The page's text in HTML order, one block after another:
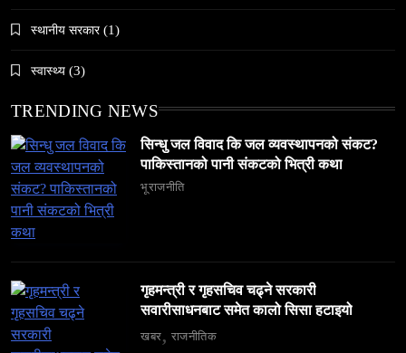
अलउला: साउदी अरबको रेगिस्तानी मोती र सांस्कृतिक
६ महिनामा ३३३ विदेशी नागरिक निष्कासित — ओभरस्टे,
स्थानीय सरकार (1)
स्वास्थ्य (3)
TRENDING NEWS
सिन्धु जल विवाद कि जल व्यवस्थापनको संकट?
पाकिस्तानको पानी संकटको भित्री कथा
भूराजनीति
गृहमन्त्री र गृहसचिव चढ्ने सरकारी
सवारीसाधनबाट समेत कालो सिसा हटाइयो
खबर राजनीतिक